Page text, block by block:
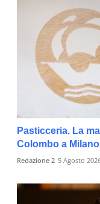
Pasticceria. La
Colombo a Milano
Redazione 2 5 Agosto